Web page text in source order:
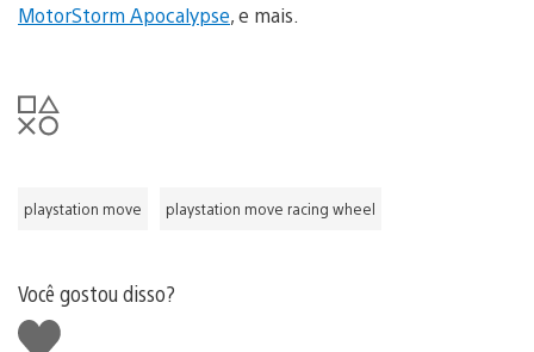
MotorStorm Apocalypse, e mais.
playstation move playstation move racing wheel
Você gostou disso?
Curtir